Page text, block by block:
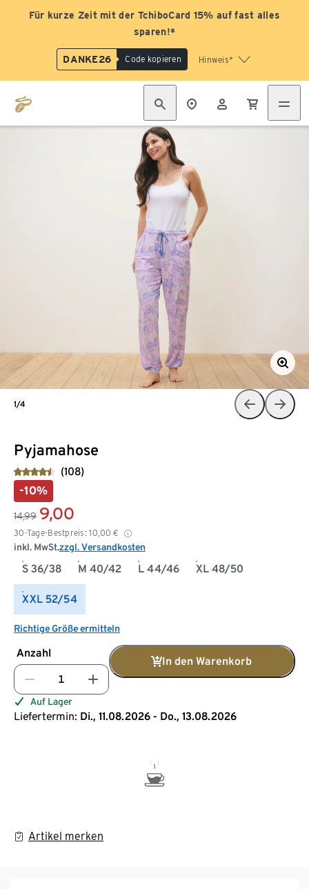
Für kurze Zeit mit der TchiboCard 15% auf fast alles
sparen!*
DANKE26 Code kopieren Hinweis*
Pyjamahose
(108)
-10%
14,99 9,00
30-Tage-Bestpreis: 10,00 €
inkl. MwSt.zzgl. Versandkosten
S 36/38 M 40/42 L 44/46 XL 48/50
XXL 52/54
Richtige Größe ermitteln
Anzahl
In den Warenkorb
Auf Lager
Liefertermin: Di., 11.08.2026 - Do., 13.08.2026
Artikel merken
1/4